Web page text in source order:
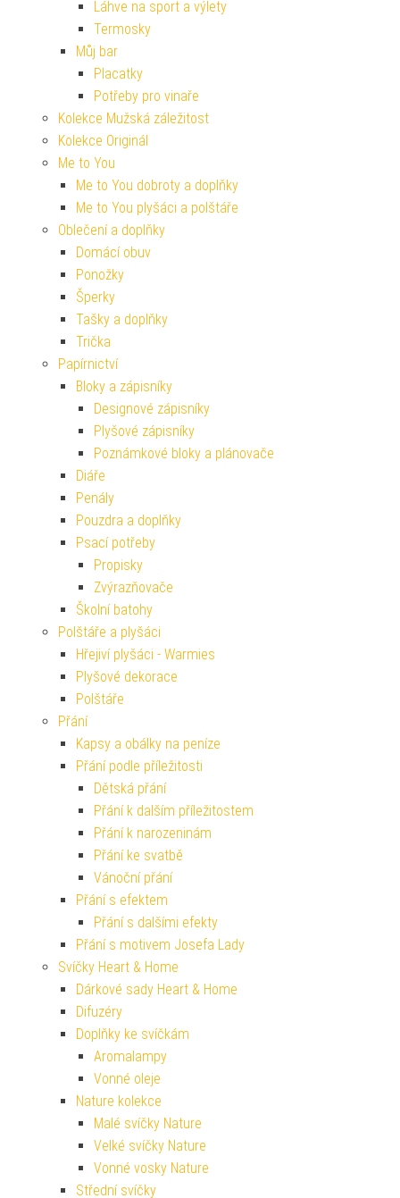
Láhve na sport a výlety
Termosky
Můj bar
Placatky
Potřeby pro vinaře
Kolekce Mužská záležitost
Kolekce Originál
Me to You
Me to You dobroty a doplňky
Me to You plyšáci a polštáře
Oblečení a doplňky
Domácí obuv
Ponožky
Šperky
Tašky a doplňky
Trička
Papírnictví
Bloky a zápisníky
Designové zápisníky
Plyšové zápisníky
Poznámkové bloky a plánovače
Diáře
Penály
Pouzdra a doplňky
Psací potřeby
Propisky
Zvýrazňovače
Školní batohy
Polštáře a plyšáci
Hřejiví plyšáci - Warmies
Plyšové dekorace
Polštáře
Přání
Kapsy a obálky na peníze
Přání podle příležitosti
Dětská přání
Přání k dalším příležitostem
Přání k narozeninám
Přání ke svatbě
Vánoční přání
Přání s efektem
Přání s dalšími efekty
Přání s motivem Josefa Lady
Svíčky Heart & Home
Dárkové sady Heart & Home
Difuzéry
Doplňky ke svíčkám
Aromalampy
Vonné oleje
Nature kolekce
Malé svíčky Nature
Velké svíčky Nature
Vonné vosky Nature
Střední svíčky